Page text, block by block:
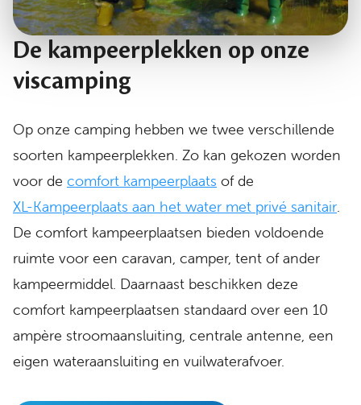
De kampeerplekken op onze
viscamping
Op onze camping hebben we twee verschillende
soorten kampeerplekken. Zo kan gekozen worden
voor de comfort kampeerplaats of de
XL-Kampeerplaats aan het water met privé sanitair.
De comfort kampeerplaatsen bieden voldoende
ruimte voor een caravan, camper, tent of ander
kampeermiddel. Daarnaast beschikken deze
comfort kampeerplaatsen standaard over een 10
ampère stroomaansluiting, centrale antenne, een
eigen wateraansluiting en vuilwaterafvoer.